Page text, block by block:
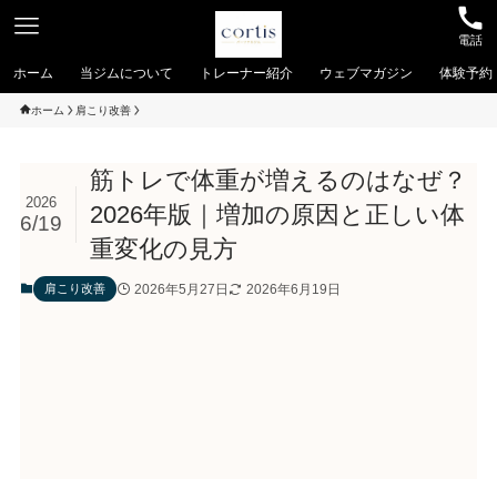
電話
ホーム 当ジムについて トレーナー紹介 ウェブマガジン 体験予約
ホーム 肩こり改善
筋トレで体重が増えるのはなぜ？
2026年版｜増加の原因と正しい体
重変化の見方
2026
6/19
肩こり改善 2026年5月27日 2026年6月19日